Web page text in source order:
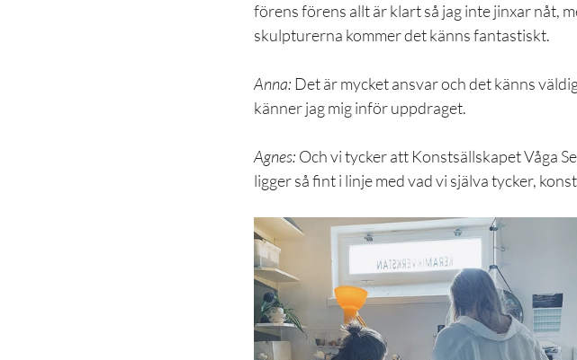
förens förens allt är klart så jag inte jinxar nåt,
skulpturerna kommer det känns fantastiskt.
Anna: Det är mycket ansvar och det känns
känner jag mig inför uppdraget.
Agnes: Och vi tycker att Konstsällskapet Våga
ligger så fint i linje med vad vi själva tycker,